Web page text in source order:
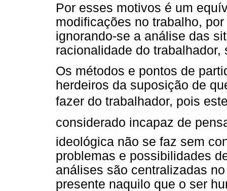
Por esses motivos é um
modificações no trabalho,
ignorando-se a análise das
racionalidade do
Os métodos e pontos de
herdeiros da suposição de
fazer do trabalhador, pois
considerado incapaz de
ideológica não se faz sem
problemas e possibilidades
análises são centralizadas
presente naquilo que o ser